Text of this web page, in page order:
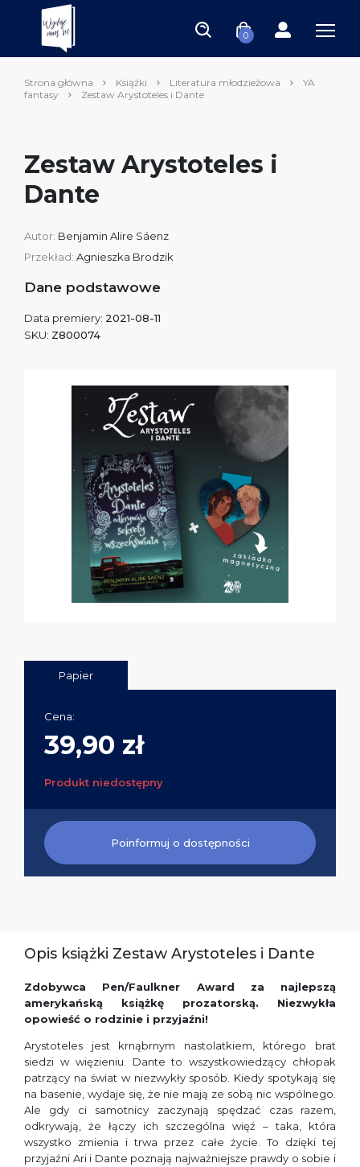
0
Strona główna Książki Literatura młodzieżowa
YA
fantasy
Zestaw Arystoteles i Dante
Zestaw Arystoteles i
Dante
Autor: Benjamin Alire Sáenz
Przekład: Agnieszka Brodzik
Dane podstawowe
Data premiery: 2021-08-11
SKU: Z800074
Papier
Cena:
39,90 zł
Produkt niedostępny
Poinformuj o dostępności
Opis książki Zestaw Arystoteles i Dante
Zdobywca Pen/Faulkner Award za najlepszą
amerykańską książkę prozatorską. Niezwykła
opowieść o rodzinie i przyjaźni!
Arystoteles jest krnąbrnym nastolatkiem, którego brat
siedzi w więzieniu. Dante to wszystkowiedzący chłopak
patrzący na świat w niezwykły sposób. Kiedy spotykają się
na basenie, wydaje się, że nie mają ze sobą nic wspólnego.
Ale gdy ci samotnicy zaczynają spędzać czas razem,
odkrywają, że łączy ich szczególna więź – taka, która
wszystko zmienia i trwa przez całe życie. To dzięki tej
przyjaźni Ari i Dante poznają najważniejsze prawdy o sobie i